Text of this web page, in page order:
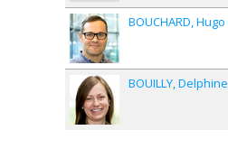
BOUCHARD Hugo
BOUILLY Delphine